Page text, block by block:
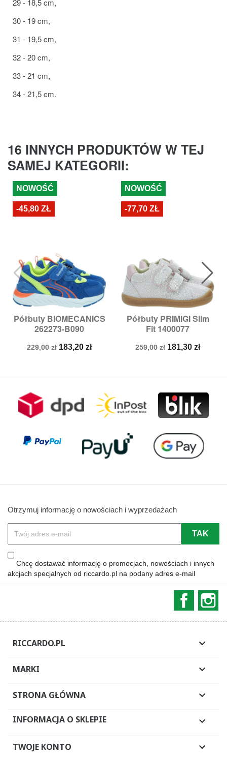
29 - 18,5 cm,
30 - 19 cm,
31 - 19,5 cm,
32 - 20 cm,
33 - 21 cm,
34 - 21,5 cm.
16 INNYCH PRODUKTÓW W TEJ
SAMEJ KATEGORII:
Półbuty BIOMECANICS
262273-B090
Cena
229,00 zł Cena
183,20 zł
NOWOŚĆ
-45,80 ZŁ
Półbuty PRIMIGI Slim
Fit 1400077
Cena
259,00 zł Cena
181,30 zł
NOWOŚĆ
-77,70 ZŁ
Otrzymuj informację o nowościach i wyprzedażach
Chcę dostawać informację o promocjach, nowościach i innych
akcjach specjalnych od riccardo.pl na podany adres e-mail
RICCARDO.PL 
MARKI 
STRONA GŁÓWNA 
INFORMACJA O SKLEPIE 
TWOJE KONTO 